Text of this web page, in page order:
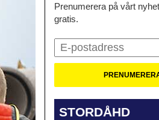
Prenumerera på vårt
gratis.
STORDÅHD